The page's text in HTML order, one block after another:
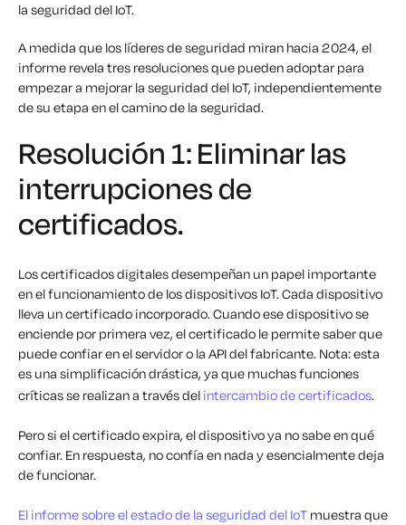
la seguridad del IoT.
A medida que los líderes de seguridad miran hacia 2024, el
informe revela tres resoluciones que pueden adoptar para
empezar a mejorar la seguridad del IoT, independientemente
de su etapa en el camino de la seguridad.
Resolución 1: Eliminar las
interrupciones de
certificados.
Los certificados digitales desempeñan un papel importante
en el funcionamiento de los dispositivos IoT. Cada dispositivo
lleva un certificado incorporado. Cuando ese dispositivo se
enciende por primera vez, el certificado le permite saber que
puede confiar en el servidor o la API del fabricante. Nota: esta
es una simplificación drástica, ya que muchas funciones
críticas se realizan a través del intercambio de certificados.
Pero si el certificado expira, el dispositivo ya no sabe en qué
confiar. En respuesta, no confía en nada y esencialmente deja
de funcionar.
El informe sobre el estado de la seguridad del IoT muestra que